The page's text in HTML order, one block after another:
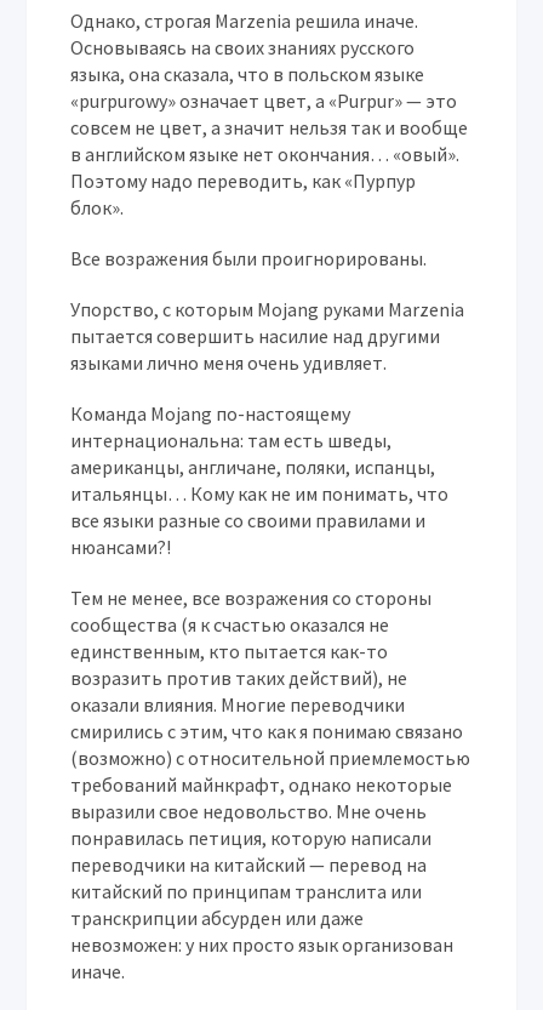
Однако, строгая Marzenia решила иначе.
Основываясь на своих знаниях русского
языка, она сказала, что в польском языке
«purpurowy» означает цвет, а «Purpur» — это
совсем не цвет, а значит нельзя так и вообще
в английском языке нет окончания… «овый».
Поэтому надо переводить, как «Пурпур
блок».
Все возражения были проигнорированы.
Упорство, с которым Mojang руками Marzenia
пытается совершить насилие над другими
языками лично меня очень удивляет.
Команда Mojang по-настоящему
интернациональна: там есть шведы,
американцы, англичане, поляки, испанцы,
итальянцы… Кому как не им понимать, что
все языки разные со своими правилами и
нюансами?!
Тем не менее, все возражения со стороны
сообщества (я к счастью оказался не
единственным, кто пытается как-то
возразить против таких действий), не
оказали влияния. Многие переводчики
смирились с этим, что как я понимаю связано
(возможно) с относительной приемлемостью
требований майнкрафт, однако некоторые
выразили свое недовольство. Мне очень
понравилась петиция, которую написали
переводчики на китайский — перевод на
китайский по принципам транслита или
транскрипции абсурден или даже
невозможен: у них просто язык организован
иначе.